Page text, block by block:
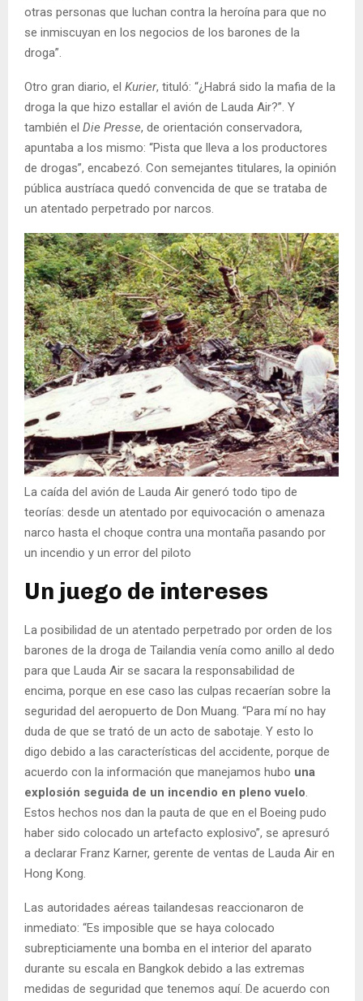
otras personas que luchan contra la heroína para que no
se inmiscuyan en los negocios de los barones de la
droga”.
Otro gran diario, el Kurier, tituló: “¿Habrá sido la mafia de la
droga la que hizo estallar el avión de Lauda Air?”. Y
también el Die Presse, de orientación conservadora,
apuntaba a los mismo: “Pista que lleva a los productores
de drogas”, encabezó. Con semejantes titulares, la opinión
pública austríaca quedó convencida de que se trataba de
un atentado perpetrado por narcos.
La caída del avión de Lauda Air generó todo tipo de
teorías: desde un atentado por equivocación o amenaza
narco hasta el choque contra una montaña pasando por
un incendio y un error del piloto
Un juego de intereses
La posibilidad de un atentado perpetrado por orden de los
barones de la droga de Tailandia venía como anillo al dedo
para que Lauda Air se sacara la responsabilidad de
encima, porque en ese caso las culpas recaerían sobre la
seguridad del aeropuerto de Don Muang. “Para mí no hay
duda de que se trató de un acto de sabotaje. Y esto lo
digo debido a las características del accidente, porque de
acuerdo con la información que manejamos hubo una
explosión seguida de un incendio en pleno vuelo.
Estos hechos nos dan la pauta de que en el Boeing pudo
haber sido colocado un artefacto explosivo”, se apresuró
a declarar Franz Karner, gerente de ventas de Lauda Air en
Hong Kong.
Las autoridades aéreas tailandesas reaccionaron de
inmediato: “Es imposible que se haya colocado
subrepticiamente una bomba en el interior del aparato
durante su escala en Bangkok debido a las extremas
medidas de seguridad que tenemos aquí. De acuerdo con